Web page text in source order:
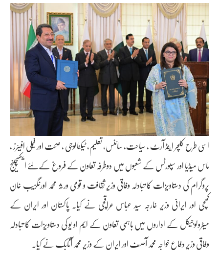
اسی طرح کلچر اینڈ آرٹ ، سیاحت، سائنس، تعلیم، ٹیکنالوجی ، صحت اور فیملی افیئرز ،
ماس میڈیا اور سپورٹس کے شعبوں میں دوطرفہ تعاون کے فروغ کےلئے ایکسچینج
پروگرام کی دستاویزات کا تبادلہ وفاقی وزیر ثقافت و قومی ورثہ محمد اورنگزیب خان
کھچی اور ایرانی وزیر خارجہ سید عباس عراقچی نے کیا۔ پاکستان اور ایران کے
میٹرولوجیکل کے اداروں میں باہمی تعاون کے ایم او یو کی دستاویزات کا تبادلہ
وفاقی وزیر دفاع خواجہ محمد آصف اور ایران کے وزیر محمد آتابک نے کیا۔